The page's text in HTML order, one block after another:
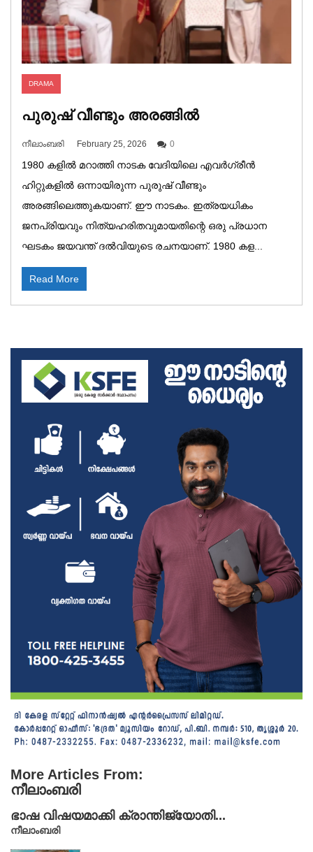
DRAMA
പുരുഷ് വീണ്ടും അരങ്ങിൽ
നീലാംബരി February 25, 2026 0
1980 കളിൽ മറാത്തി നാടക വേദിയിലെ എവർഗ്രീൻ
ഹിറ്റുകളിൽ ഒന്നായിരുന്ന പുരുഷ് വീണ്ടും
അരങ്ങിലെത്തുകയാണ്. ഈ നാടകം. ഇത്രയധികം
ജനപ്രിയവും നിത്യഹരിതവുമായതിന്റെ ഒരു പ്രധാന
ഘടകം ജയവന്ത് ദൽവിയുടെ രചനയാണ്. 1980 കള...
Read More
More Articles From:
നീലാംബരി
ഭാഷ വിഷയമാക്കി ക്രാന്തിജ്യോതി...
നീലാംബരി